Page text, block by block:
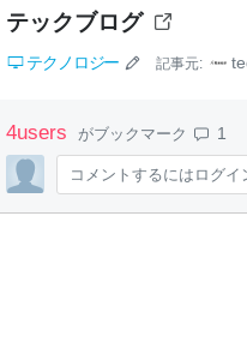
テックブログ
テクノロジー 記事元:
4users がブックマーク 1
コメントするにはログイ